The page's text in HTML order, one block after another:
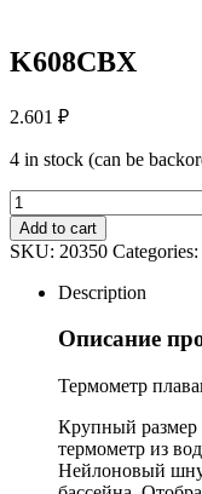
K608CBX
2.601 ₽
4 in stock (can be
Термометр
Kokido
Evolution
Jumbo
K608CBX
Add to cart
SKU: 20350 Categories:
Description
Описание
Термометр
Крупный размер
термометр из
Нейлоновый